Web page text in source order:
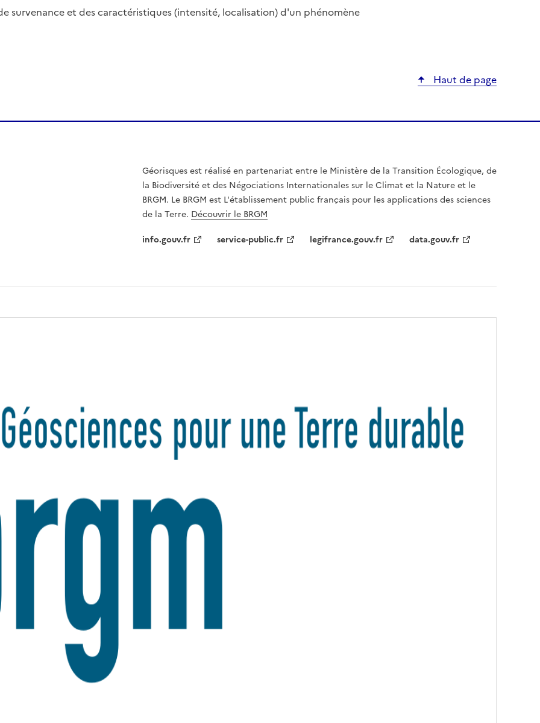
survenance et des caractéristiques (intensité, localisation) d'un phénomène
Haut de page
Géorisques est réalisé en partenariat entre le Ministère de la Transition Écologique, de
la Biodiversité et des Négociations Internationales sur le Climat et la Nature et le
BRGM. Le BRGM est L'établissement public français pour les applications des sciences
de la Terre. Découvrir le BRGM
info.gouv.fr
service-public.fr legifrance.gouv.fr data.gouv.fr